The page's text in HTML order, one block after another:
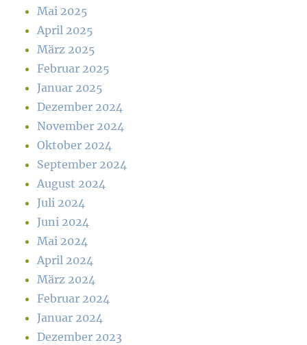
Mai 2025
April 2025
März 2025
Februar 2025
Januar 2025
Dezember 2024
November 2024
Oktober 2024
September 2024
August 2024
Juli 2024
Juni 2024
Mai 2024
April 2024
März 2024
Februar 2024
Januar 2024
Dezember 2023